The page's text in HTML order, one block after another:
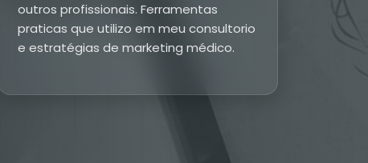
outros profissionais. Ferramentas
praticas que utilizo em meu consultorio
e estratégias de marketing médico.